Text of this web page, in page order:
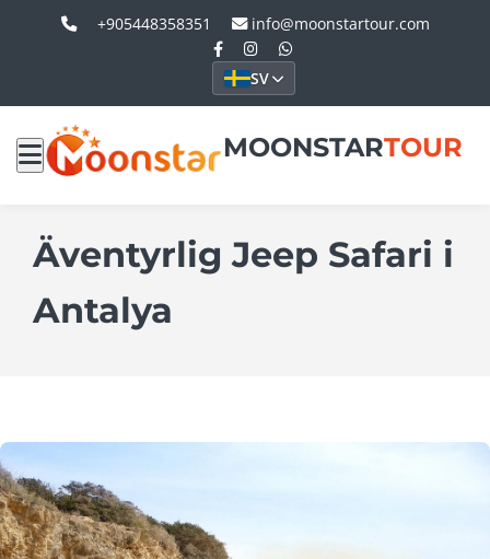
+905448358351 info@moonstartour.com
SV
MOONSTARTOUR
Äventyrlig Jeep Safari i
Antalya